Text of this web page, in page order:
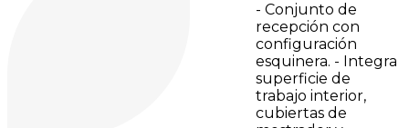
- Conjunto de
recepción con
configuración
esquinera. - Integra
superficie de
trabajo interior,
cubiertas de